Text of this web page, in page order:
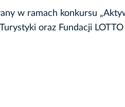
w ramach konkursu
oraz Fundacji